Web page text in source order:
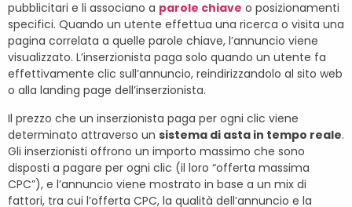
pubblicitari e li associano a parole chiave o posizionamenti
specifici. Quando un utente effettua una ricerca o visita una
pagina correlata a quelle parole chiave, l’annuncio viene
visualizzato. L’inserzionista paga solo quando un utente fa
effettivamente clic sull’annuncio, reindirizzandolo al sito web
o alla landing page dell’inserzionista.
Il prezzo che un inserzionista paga per ogni clic viene
determinato attraverso un sistema di asta in tempo reale.
Gli inserzionisti offrono un importo massimo che sono
disposti a pagare per ogni clic (il loro “offerta massima
CPC”), e l’annuncio viene mostrato in base a un mix di
fattori, tra cui l’offerta CPC, la qualità dell’annuncio e la